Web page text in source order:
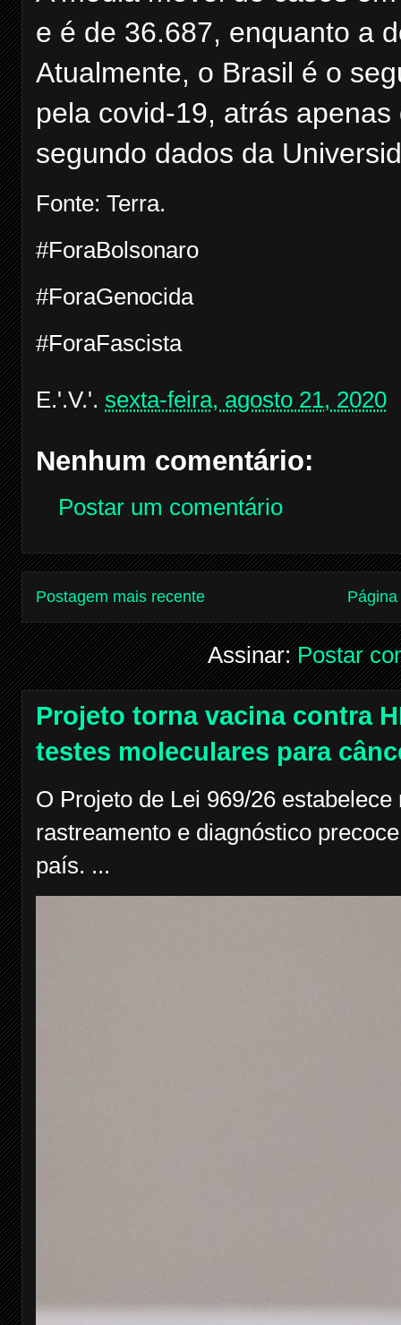
e é de 36.687, enquanto a
Atualmente, o Brasil é o
pela covid-19, atrás
segundo dados da
Fonte: Terra.
#ForaBolsonaro
#ForaGenocida
#ForaFascista
E.'.V.'. sexta-feira, agosto 21, 2020
Nenhum comentário:
Postar um comentário
Postagem mais recente
Assinar:Postar
Projeto torna vacina contra
testes moleculares para
O Projeto de Lei 969/26
rastreamento e diagnóstico
país. ...